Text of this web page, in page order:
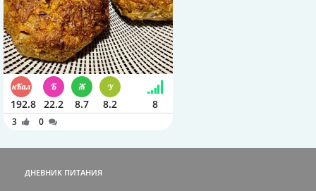
192.8 22.2 8.7 8.2 8
3 0
ДНЕВНИК ПИТАНИЯ